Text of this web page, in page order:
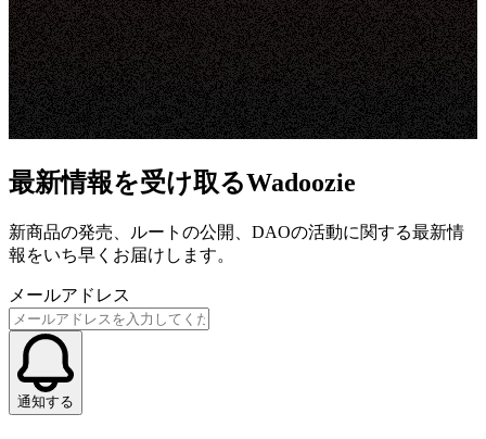
最新情報を受け取るWadoozie
新商品の発売、ルートの公開、DAOの活動に関する最新情
報をいち早くお届けします。
メールアドレス
通知する